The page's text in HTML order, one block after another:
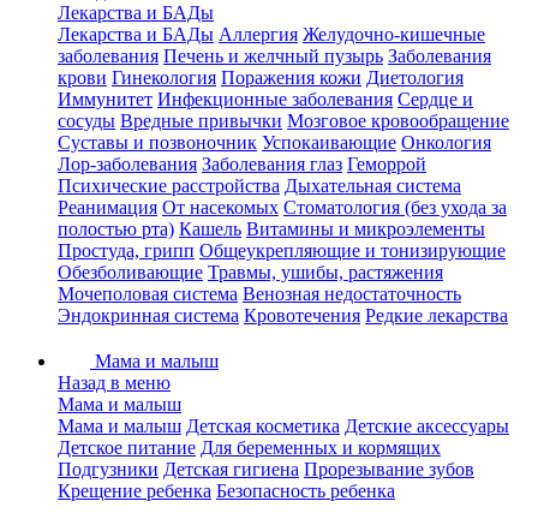
Лекарства и БАДы
Лекарства и БАДы Аллергия Желудочно-кишечные
заболевания Печень и желчный пузырь Заболевания
крови Гинекология Поражения кожи Диетология
Иммунитет Инфекционные заболевания Сердце и
сосуды Вредные привычки Мозговое кровообращение
Суставы и позвоночник Успокаивающие Онкология
Лор-заболевания Заболевания глаз Геморрой
Психические расстройства Дыхательная система
Реанимация От насекомых Стоматология (без ухода за
полостью рта) Кашель Витамины и микроэлементы
Простуда, грипп Общеукрепляющие и тонизирующие
Обезболивающие Травмы, ушибы, растяжения
Мочеполовая система Венозная недостаточность
Эндокринная система Кровотечения Редкие лекарства
Мама и малыш
Назад в меню
Мама и малыш
Мама и малыш Детская косметика Детские аксессуары
Детское питание Для беременных и кормящих
Подгузники Детская гигиена Прорезывание зубов
Крещение ребенка Безопасность ребенка